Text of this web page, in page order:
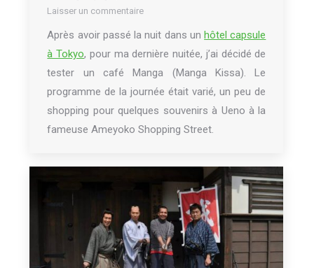
Laisser un commentaire
Après avoir passé la nuit dans unhôtel capsule
à Tokyo, pour ma dernière nuitée, j’ai décidé de
tester un café Manga (Manga Kissa). Le
programme de la journée était varié, un peu de
shopping pour quelques souvenirs à Ueno à la
fameuse Ameyoko Shopping Street.